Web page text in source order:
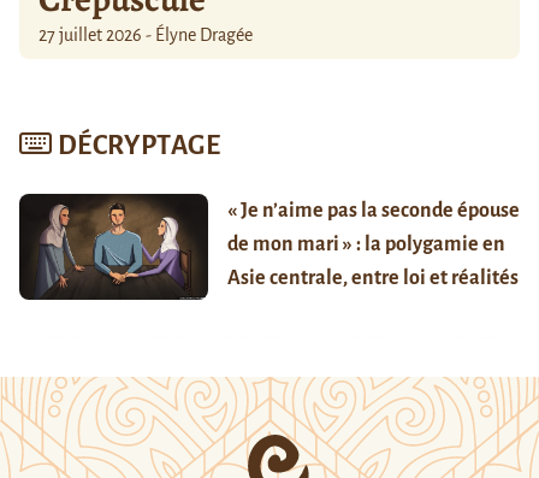
27 juillet 2026 - Élyne Dragée
DÉCRYPTAGE
« Je n’aime pas la seconde épouse
de mon mari » : la polygamie en
Asie centrale, entre loi et réalités